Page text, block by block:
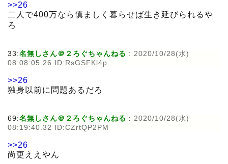
>>26
二人で400万なら慎ましく暮らせば生き延びられるや
ろ
33:名無しさん＠２ろぐちゃんねる : 2020/10/28(水)
08:08:05.26 ID:RsGSFKl4p
>>26
独身以前に問題あるだろ
69:名無しさん＠２ろぐちゃんねる : 2020/10/28(水)
08:19:40.32 ID:CZrtQP2PM
>>26
尚更ええやん